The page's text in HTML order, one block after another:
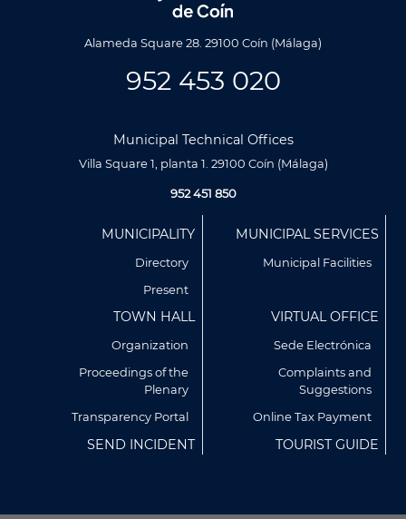
Utilizamos cookies propias y de terceros para analizar
nuestros servicios y mostrarte publicidad relacionada con
tus preferencias en base a un perfil elaborado a partir de tus
hábitos de navegación (por ejemplo, páginas visitadas).
Alameda Square 28. 29100 Coín (Málaga)
952 453 020
Municipal Technical Offices
Villa Square 1, planta 1. 29100 Coín (Málaga)
952 451 850
MUNICIPALITY
Directory
Present
MUNICIPAL SERVICES
Municipal Facilities
TOWN HALL
Organization
Proceedings of the
Plenary
Transparency Portal
VIRTUAL OFFICE
Sede Electrónica
Complaints and
Suggestions
Online Tax Payment
SEND INCIDENT TOURIST GUIDE